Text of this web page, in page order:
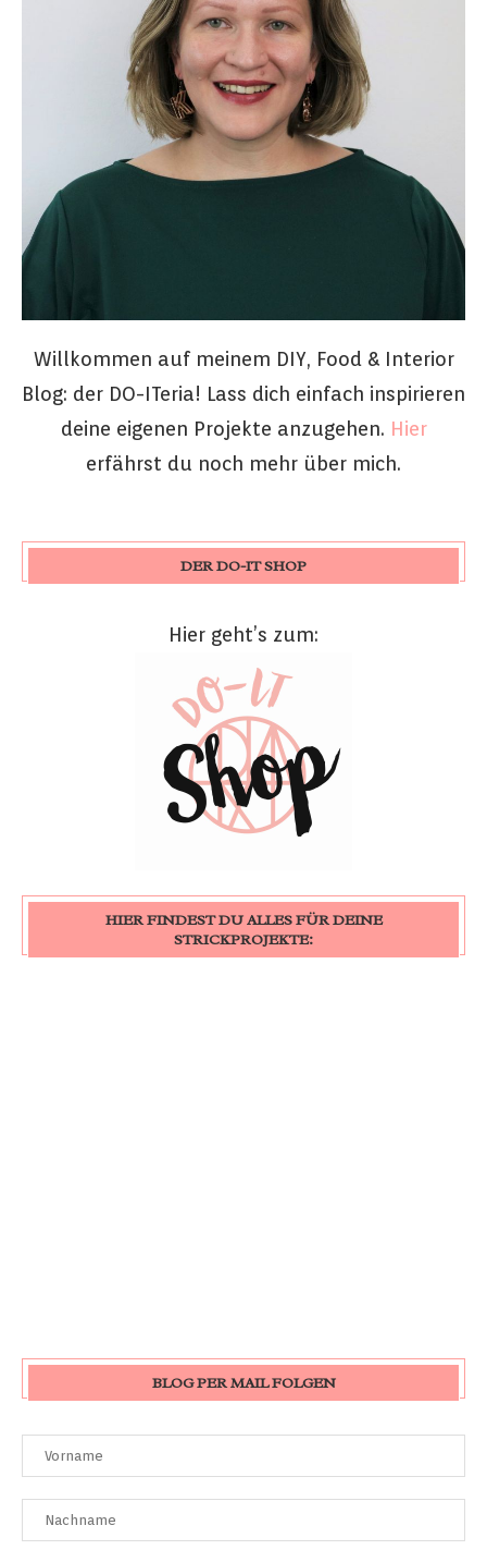
Willkommen auf meinem DIY, Food & Interior
Blog: der DO-ITeria! Lass dich einfach inspirieren
deine eigenen Projekte anzugehen. Hier
erfährst du noch mehr über mich.
DER DO-IT SHOP
Hier geht’s zum:
HIER FINDEST DU ALLES FÜR DEINE
STRICKPROJEKTE:
BLOG PER MAIL FOLGEN